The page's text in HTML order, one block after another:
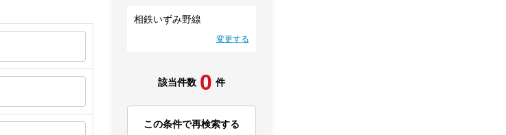
相鉄いずみ野線
変更する
該当件数 0 件
この条件で再検索する